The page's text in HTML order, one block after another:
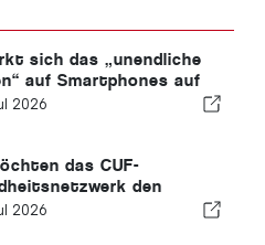
sich das „unendliche
auf Smartphones auf
aus?
2026
das CUF-
den
und den Gemeinden,
2026